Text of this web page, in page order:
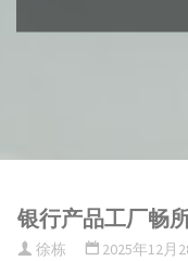
银行产品工厂畅
徐栋 2025年12月